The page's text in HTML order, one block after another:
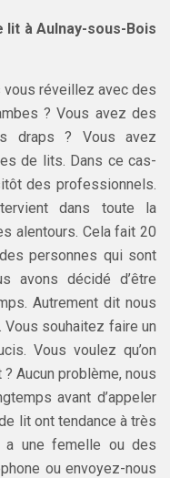
à Aulnay-sous-Bois
réveillez avec des
? Vous avez des
draps ? Vous avez
de lits. Dans ce cas-
des professionnels.
dans toute la
alentours. Cela fait 20
personnes qui sont
avons décidé d’être
Autrement dit nous
souhaitez faire un
Vous voulez qu’on
Aucun problème, nous
avant d’appeler
lit ont tendance à très
a une femelle ou des
ou envoyez-nous